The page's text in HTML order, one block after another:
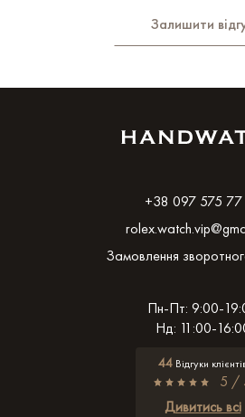
Залишити
+38 097 575 77
Замовлення
Пн-Пт: 9:00-
Нд: 11:00-
44Відгуки
5 /
Дивитись всі